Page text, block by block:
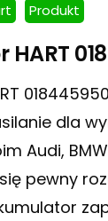
Produkt
dla
Audi,
pewny